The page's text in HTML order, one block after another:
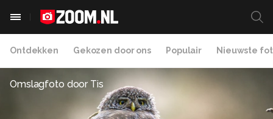
Ontdekken Gekozen door ons Populair Nieuwste
Omslagfoto door Tis